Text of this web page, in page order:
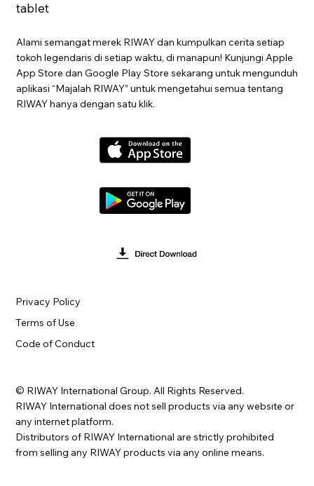
tablet
Alami semangat merek RIWAY dan kumpulkan cerita setiap
tokoh legendaris di setiap waktu, di manapun! Kunjungi Apple
App Store dan Google Play Store sekarang untuk mengunduh
aplikasi “Majalah RIWAY” untuk mengetahui semua tentang
RIWAY hanya dengan satu klik.
Terms of Use
Privacy Policy
Code of Conduct
© RIWAY International Group. All Rights Reserved.
RIWAY International does not sell products via any website or
any internet platform.
Distributors of RIWAY International are strictly prohibited
from selling any RIWAY products via any online means.